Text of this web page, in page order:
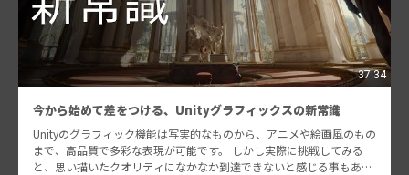
37:34
今から始めて差をつける、Unityグラフィックスの新常識
Unityのグラフィック機能は写実的なものから、アニメや絵画風のもの
まで、高品質で多彩な表現が可能です。 しかし実際に挑戦してみる
と、思い描いたクオリティになかなか到達できないと感じる事もある